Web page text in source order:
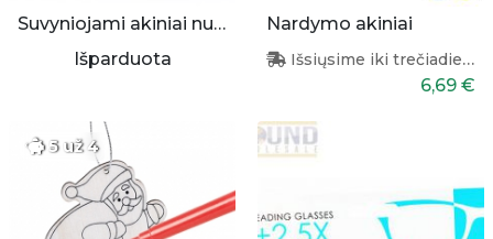
Suvyniojami akiniai nuo saulės (balti)
Išparduota
Nardymo akiniai
Išsiųsime iki trečiadienio
6,69 €
5 už 4